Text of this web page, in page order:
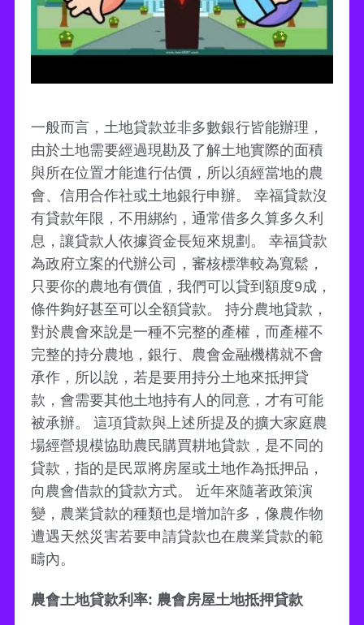
一般而言，土地貸款並非多數銀行皆能辦理，
由於土地需要經過現勘及了解土地實際的面積
與所在位置才能進行估價，所以須經當地的農
會、信用合作社或土地銀行申辦。 幸福貸款沒
有貸款年限，不用綁約，通常借多久算多久利
息，讓貸款人依據資金長短來規劃。 幸福貸款
為政府立案的代辦公司，審核標準較為寬鬆，
只要你的農地有價值，我們可以貸到額度9成，
條件夠好甚至可以全額貸款。 持分農地貸款，
對於農會來說是一種不完整的產權，而產權不
完整的持分農地，銀行、農會金融機構就不會
承作，所以說，若是要用持分土地來抵押貸
款，會需要其他土地持有人的同意，才有可能
被承辦。 這項貸款與上述所提及的擴大家庭農
場經營規模協助農民購買耕地貸款，是不同的
貸款，指的是民眾將房屋或土地作為抵押品，
向農會借款的貸款方式。 近年來隨著政策演
變，農業貸款的種類也是增加許多，像農作物
遭遇天然災害若要申請貸款也在農業貸款的範
疇內。
農會土地貸款利率: 農會房屋土地抵押貸款